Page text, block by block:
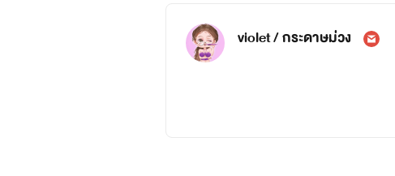
violet / กระดาษม่วง